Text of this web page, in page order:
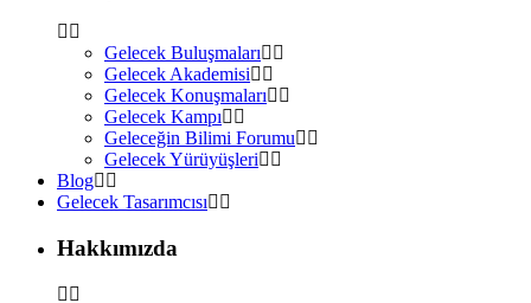
Gelecek Buluşmaları
Gelecek Akademisi
Gelecek Konuşmaları
Gelecek Kampı
Geleceğin Bilimi Forumu
Gelecek Yürüyüşleri
Blog
Gelecek Tasarımcısı
Hakkımızda